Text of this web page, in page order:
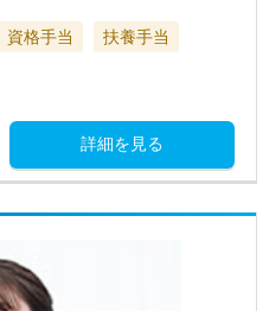
資格手当
扶養手当
詳細を見る